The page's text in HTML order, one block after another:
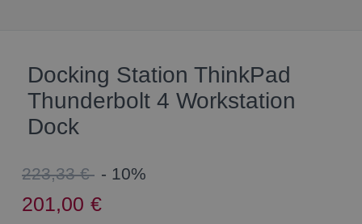
Docking Station ThinkPad
Thunderbolt 4 Workstation
Dock
223,33 € - 10%
201,00 €